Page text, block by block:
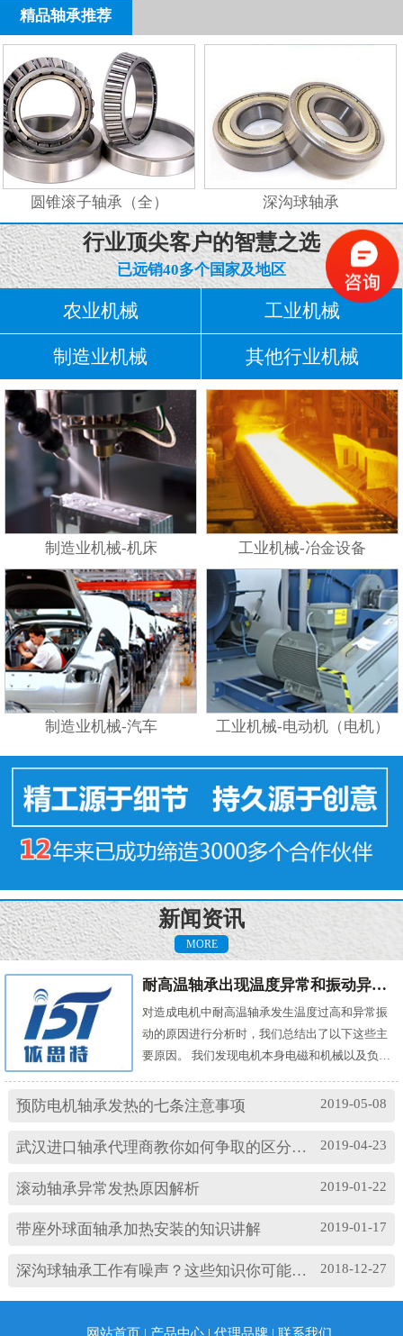
精品轴承推荐
圆锥滚子轴承（全） 深沟球轴承
行业顶尖客户的智慧之选
已远销40多个国家及地区
农业机械 工业机械
制造业机械 其他行业机械
制造业机械-机床 工业机械-冶金设备
制造业机械-汽车 工业机械-电动机（电机）
新闻资讯
MORE
耐高温轴承出现温度异常和振动异常的原因有哪些？
对造成电机中耐高温轴承发生温度过高和异常振
动的原因进行分析时，我们总结出了以下这些主
要原因。 我们发现电机本身电磁和机械以及负载
振动产生影响。其中造成温度过高的原因主要
松；(3)轴承与轴套配合过松；(4)润滑油有杂质；
损坏等。 另外，造成耐高温轴承出现异常振...
2019-05-08
预防电机轴承发热的七条注意事项
2019-04-23
武汉进口轴承代理商教你如何争取的区分高速轴承和低速轴承
2019-01-22
滚动轴承异常发热原因解析
2019-01-17
带座外球面轴承加热安装的知识讲解
2018-12-27
深沟球轴承工作有噪声？这些知识你可能忽略了
网站首页 | 产品中心 |代理品牌 |联系我们